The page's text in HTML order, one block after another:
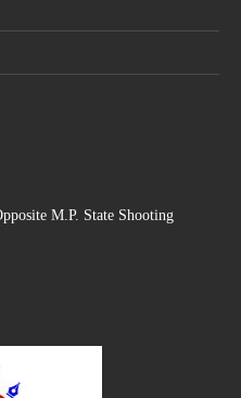
M.P. State Shooting